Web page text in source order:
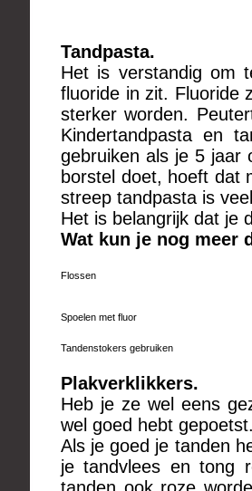
Het is verstandig om
fluoride in zit. Fluoride
sterker worden.
Kindertandpasta en
gebruiken als je 5 jaar
borstel doet, hoeft dat
streep tandpasta is
Het is belangrijk dat je
Wat kun je nog meer
Flossen
Spoelen met fluor
Tandenstokers gebruiken
Plakverklikkers.
Heb je ze wel eens
wel goed hebt
Als je goed je tanden
je tandvlees en tong